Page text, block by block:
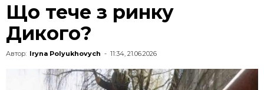
Що тече з ринку
Дикого?
Автор: Iryna Polyukhovych - 11:34, 21.06.2026